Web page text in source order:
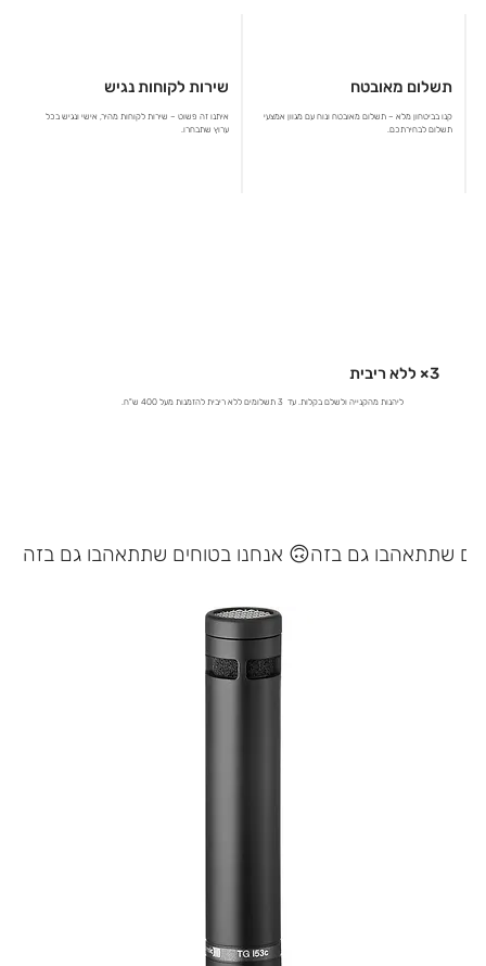
שירות לקוחות נגיש
איתנו זה פשוט – שירות לקוחות מהיר, אישי ונגיש בכל
ערוץ שתבחרו.
תשלום מאובטח
קנו בביטחון מלא – תשלום מאובטח ונוח עם מגוון אמצעי
תשלום לבחירתכם.
3× ללא ריבית
ליהנות מהקנייה ולשלם בקלות. עד 3 תשלומים ללא ריבית להזמנות מעל 400 ש"ח.
אנחנו בטוחים שתתאהבו גם בזה 🙃